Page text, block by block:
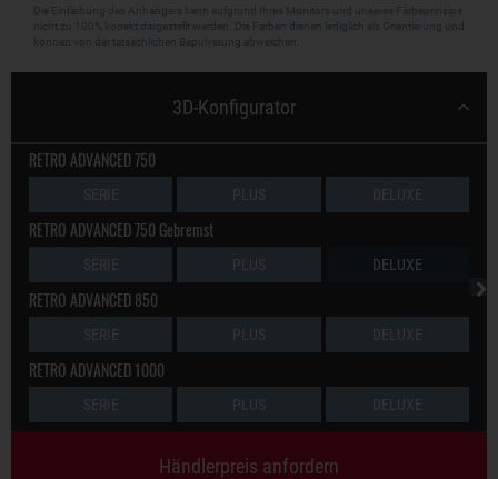
Die Einfärbung des Anhängers kann aufgrund Ihres Monitors und unseres Färbeprinzips
nicht zu 100% korrekt dargestellt werden. Die Farben dienen lediglich als Orientierung und
können von der tatsächlichen Bepulverung abweichen.
3D-Konfigurator
RETRO ADVANCED 750
SERIE PLUS DELUXE
RETRO ADVANCED 750 Gebremst
SERIE PLUS DELUXE
RETRO ADVANCED 850
SERIE PLUS DELUXE
RETRO ADVANCED 1000
SERIE PLUS DELUXE
Händlerpreis anfordern